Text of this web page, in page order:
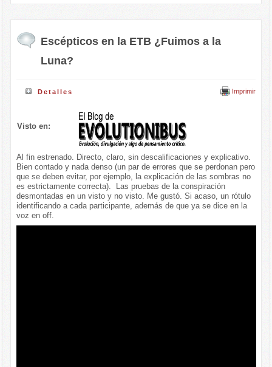
Escépticos en la ETB ¿Fuimos a la
Luna?
Imprimir
Detalles
Visto en:
Al fin estrenado. Directo, claro, sin descalificaciones y explicativo.
Bien contado y nada denso (un par de errores que se perdonan pero
que se deben evitar, por ejemplo, la explicación de las sombras no
es estrictamente correcta). Las pruebas de la conspiración
desmontadas en un visto y no visto. Me gustó. Si acaso, un rótulo
identificando a cada participante, además de que ya se dice en la
voz en off.